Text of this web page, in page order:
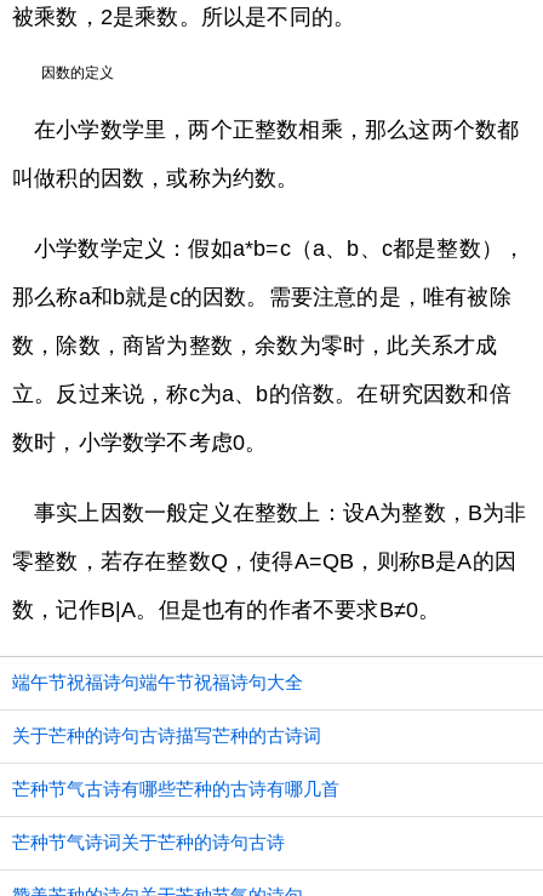
被乘数，2是乘数。所以是不同的。
因数的定义
在小学数学里，两个正整数相乘，那么这两个数都
叫做积的因数，或称为约数。
小学数学定义：假如a*b=c（a、b、c都是整数），
那么称a和b就是c的因数。需要注意的是，唯有被除
数，除数，商皆为整数，余数为零时，此关系才成
立。反过来说，称c为a、b的倍数。在研究因数和倍
数时，小学数学不考虑0。
事实上因数一般定义在整数上：设A为整数，B为非
零整数，若存在整数Q，使得A=QB，则称B是A的因
数，记作B|A。但是也有的作者不要求B≠0。
端午节祝福诗句端午节祝福诗句大全
关于芒种的诗句古诗描写芒种的古诗词
芒种节气古诗有哪些芒种的古诗有哪几首
芒种节气诗词关于芒种的诗句古诗